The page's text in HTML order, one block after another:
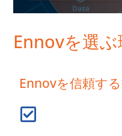
Ennovを選ぶ
Ennovを信頼す